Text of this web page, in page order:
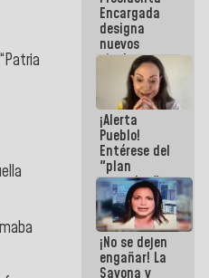
la semana
que viene
hay
programa
Encargada
designa
nuevos
titulares en
Viceministerio
de Energía
Eléctrica y
CORPOELEC
¡Alerta
Pueblo!
Entérese del
"plan
enjambre"
de La Sayo
para
sabotear el
diálogo y
promover el
¡No se dejen
engañar! La
Sayona y